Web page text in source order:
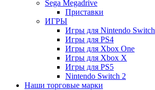
Sega Megadrive
Приставки
ИГРЫ
Игры для Nintendo Switch
Игры для PS4
Игры для Xbox One
Игры для Xbox X
Игры для PS5
Nintendo Switch 2
Наши торговые марки